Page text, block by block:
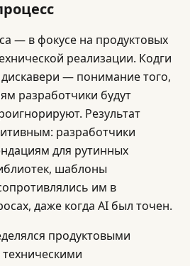
— в фокусе на продуктовых
реализации. Кодги
— понимание того,
разработчики будут
Результат
разработчики
для рутинных
шаблоны
им в
даже когда AI был точен.
продуктовыми